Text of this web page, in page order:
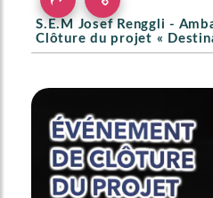
S.E.M Josef Renggli -
Clôture du projet «